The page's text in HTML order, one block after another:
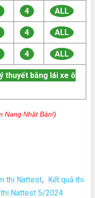
4 ALL
4 ALL
4 ALL
thuyết bằng lái xe ô
Nang Nhật Bản!)
thi Nattest,
Kết quả thi
Nattest 5/2024